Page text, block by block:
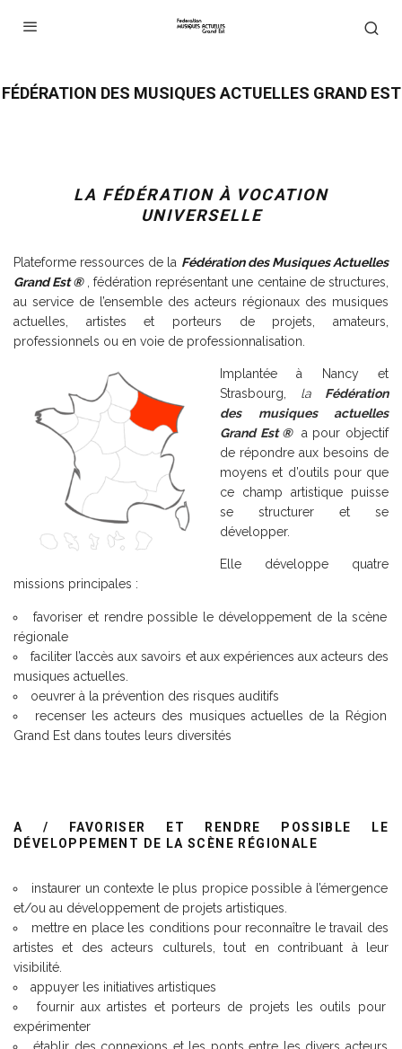
FÉDÉRATION DES MUSIQUES ACTUELLES GRAND EST
LA FÉDÉRATION À VOCATION
UNIVERSELLE
Plateforme ressources de la Fédération des Musiques Actuelles
Grand Est ®
, fédération représentant une centaine de structures,
au service de l’ensemble des acteurs régionaux des musiques
actuelles, artistes et porteurs de projets, amateurs,
professionnels ou en voie de professionnalisation.
Implantée à Nancy et
Strasbourg, la Fédération
des musiques actuelles
Grand Est ® a pour objectif
de répondre aux besoins de
moyens et d’outils pour que
ce champ artistique puisse
se structurer et se
développer.
Elle développe quatre
missions principales :
favoriser et rendre possible le développement de la scène
régionale
faciliter l’accès aux savoirs et aux expériences aux acteurs des
musiques actuelles.
oeuvrer à la prévention des risques auditifs
recenser les acteurs des musiques actuelles de la Région
Grand Est dans toutes leurs diversités
A / FAVORISER ET RENDRE POSSIBLE LE
DÉVELOPPEMENT DE LA SCÈNE RÉGIONALE
instaurer un contexte le plus propice possible à l’émergence
et/ou au développement de projets artistiques.
mettre en place les conditions pour reconnaître le travail des
artistes et des acteurs culturels, tout en contribuant à leur
visibilité.
appuyer les initiatives artistiques
fournir aux artistes et porteurs de projets les outils pour
expérimenter